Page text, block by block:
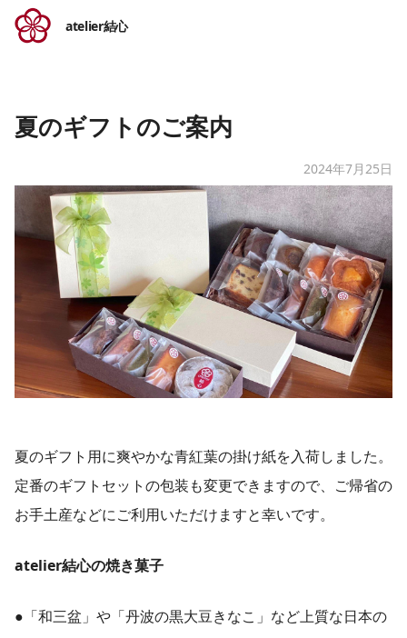
atelier結心
夏のギフトのご案内
2024年7月25日
夏のギフト用に爽やかな青紅葉の掛け紙を入荷しました。
定番のギフトセットの包装も変更できますので、ご帰省の
お手土産などにご利用いただけますと幸いです。
atelier結心の焼き菓子
●「和三盆」や「丹波の黒大豆きなこ」など上質な日本の